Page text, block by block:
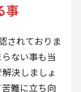
事
されておりま
ない事も当
決しましょ
難に立ち向